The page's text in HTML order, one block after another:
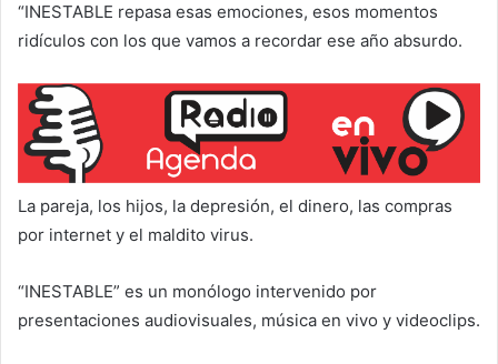
“INESTABLE repasa esas emociones, esos momentos
ridículos con los que vamos a recordar ese año absurdo.
La pareja, los hijos, la depresión, el dinero, las compras
por internet y el maldito virus.
“INESTABLE” es un monólogo intervenido por
presentaciones audiovisuales, música en vivo y videoclips.